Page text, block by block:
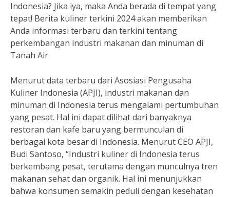
Indonesia? Jika iya, maka Anda berada di tempat yang
tepat! Berita kuliner terkini 2024 akan memberikan
Anda informasi terbaru dan terkini tentang
perkembangan industri makanan dan minuman di
Tanah Air.
Menurut data terbaru dari Asosiasi Pengusaha
Kuliner Indonesia (APJI), industri makanan dan
minuman di Indonesia terus mengalami pertumbuhan
yang pesat. Hal ini dapat dilihat dari banyaknya
restoran dan kafe baru yang bermunculan di
berbagai kota besar di Indonesia. Menurut CEO APJI,
Budi Santoso, “Industri kuliner di Indonesia terus
berkembang pesat, terutama dengan munculnya tren
makanan sehat dan organik. Hal ini menunjukkan
bahwa konsumen semakin peduli dengan kesehatan